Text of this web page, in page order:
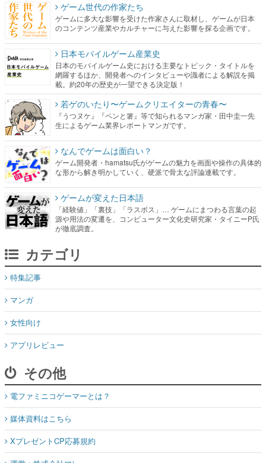
ゲーム世代の作家たち
ゲームに多大な影響を受けた作家さんに取材し、ゲームが日本
のコンテンツ産業やカルチャーに与えた影響を探る企画です。
日本モバイルゲーム産業史
日本のモバイルゲーム史における主要なトピック・タイトルを
網羅するほか、開発者へのインタビューや識者による解説を掲
載。約20年の歴史が一望できる決定版！
若ゲのいたり〜ゲームクリエイターの青春〜
『うつヌケ』『ペンと箸』等で知られるマンガ家・田中圭一先
生によるゲーム業界レポートマンガです。
なんでゲームは面白い？
ゲーム開発者・hamatsu氏がゲームの魅力を画面や操作の具体的
な形から解き明かしていく、硬派で骨太な評論連載です。
ゲームが変えた日本語
「経験値」「裏技」「ラスボス」… ゲームにまつわる言葉の起
源や用法の変遷を、コンピューター文化史研究家・タイニーP氏
が徹底調査。
カテゴリ
特集記事
マンガ
女性向け
アプリレビュー
その他
電ファミニコゲーマーとは？
媒体資料はこちら
XプレゼントCP応募規約